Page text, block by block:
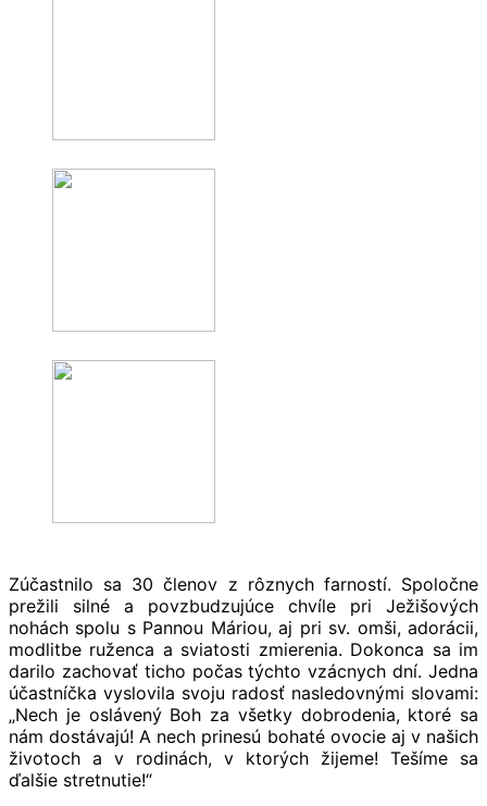
Zúčastnilo sa 30 členov z rôznych farností. Spoločne
prežili silné a povzbudzujúce chvíle pri Ježišových
nohách spolu s Pannou Máriou, aj pri sv. omši, adorácii,
modlitbe ruženca a sviatosti zmierenia. Dokonca sa im
darilo zachovať ticho počas týchto vzácnych dní. Jedna
účastníčka vyslovila svoju radosť nasledovnými slovami:
„Nech je oslávený Boh za všetky dobrodenia, ktoré sa
nám dostávajú! A nech prinesú bohaté ovocie aj v našich
životoch a v rodinách, v ktorých žijeme! Tešíme sa
ďalšie stretnutie!“